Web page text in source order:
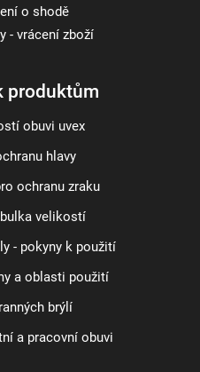
o shodě
- vrácení zboží
produktům
obuvi uvex
hlavy
ochranu zraku
velikostí
- pokyny k použití
a oblasti použití
brýlí
a pracovní obuvi